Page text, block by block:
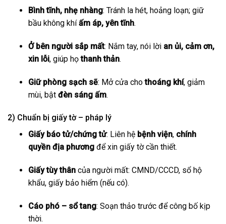
Bình tĩnh, nhẹ nhàng: Tránh la hét, hoảng loạn; giữ
bầu không khíấm áp, yên tĩnh.
Ở bên người sắp mất: Nắm tay, nói lời an ủi, cảm ơn,
xin lỗi, giúp họthanh thản.
Giữ phòng sạch sẽ: Mở cửa chothoáng khí, giảm
mùi, bật đèn sáng ấm.
2) Chuẩn bị giấy tờ – pháp lý
Giấy báo tử/chứng tử: Liên hệ bệnh viện, chính
quyền địa phươngđể xin giấy tờ cần thiết.
Giấy tùy thâncủa người mất: CMND/CCCD, sổ hộ
khẩu, giấy bảo hiểm (nếu có).
Cáo phó – sổ tang: Soạn thảo trước để công bố kịp
thời.